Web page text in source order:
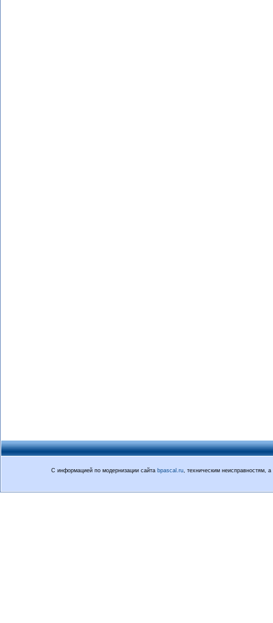
С информацией по модернизации сайта bpascal.ru, техническим неисправностям,